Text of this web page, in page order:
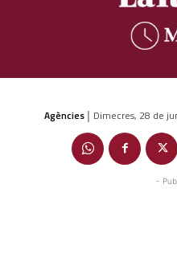
Agències | Dimecres, 28 de
-